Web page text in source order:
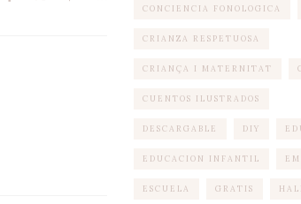
CONCIENCIA FONOLOGICA
CRIANZA RESPETUOSA
CRIANÇA I MATERNITAT
CUENTOS ILUSTRADOS
DESCARGABLE DIY
EDUCACION INFANTIL
ESCUELA GRATIS